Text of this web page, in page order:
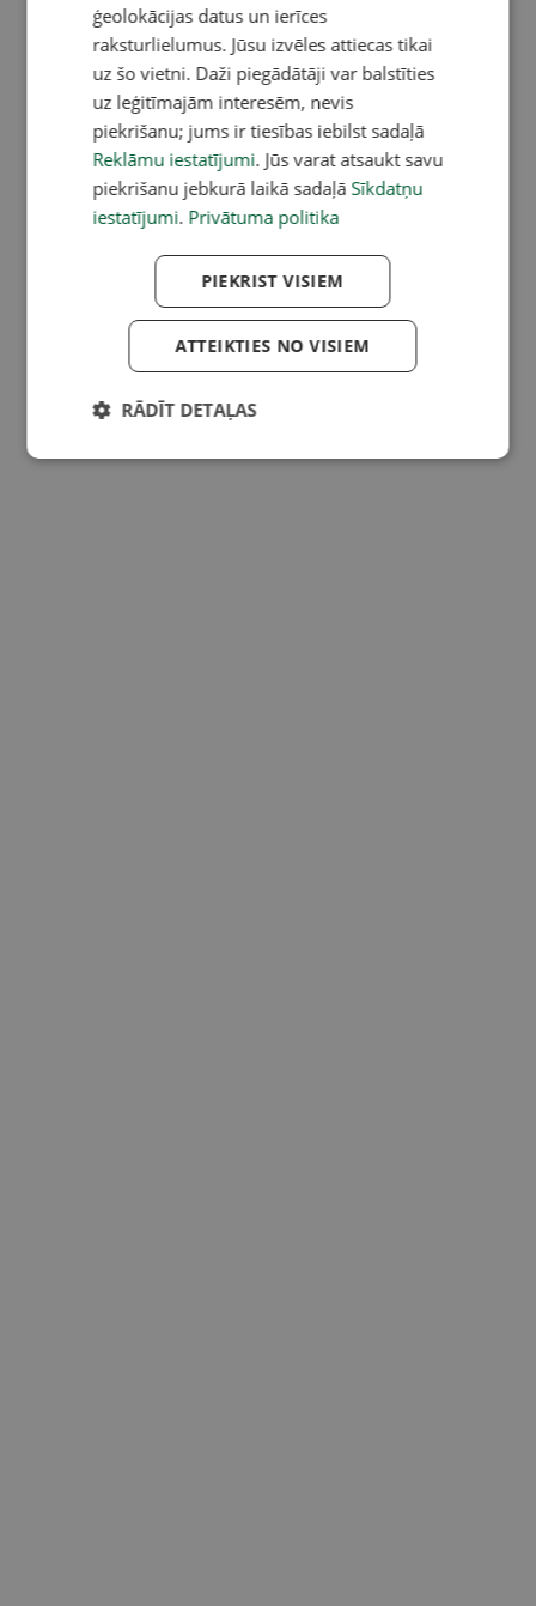
ģeolokācijas datus un ierīces
raksturlielumus. Jūsu izvēles attiecas tikai
uz šo vietni. Daži piegādātāji var balstīties
uz leģitīmajām interesēm, nevis
piekrišanu; jums ir tiesības iebilst sadaļā
Reklāmu iestatījumi. Jūs varat atsaukt savu
piekrišanu jebkurā laikā sadaļā Sīkdatņu
iestatījumi. Privātuma politika
PIEKRIST VISIEM
ATTEIKTIES NO VISIEM
RĀDĪT DETAĻAS